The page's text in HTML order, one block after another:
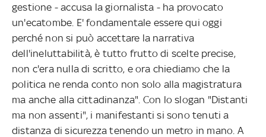
gestione - accusa la giornalista - ha provocato
un'ecatombe. E' fondamentale essere qui oggi
perché non si può accettare la narrativa
dell'ineluttabilità, è tutto frutto di scelte precise,
non c'era nulla di scritto, e ora chiediamo che la
politica ne renda conto non solo alla magistratura
ma anche alla cittadinanza". Con lo slogan "Distanti
ma non assenti", i manifestanti si sono tenuti a
distanza di sicurezza tenendo un metro in mano. A